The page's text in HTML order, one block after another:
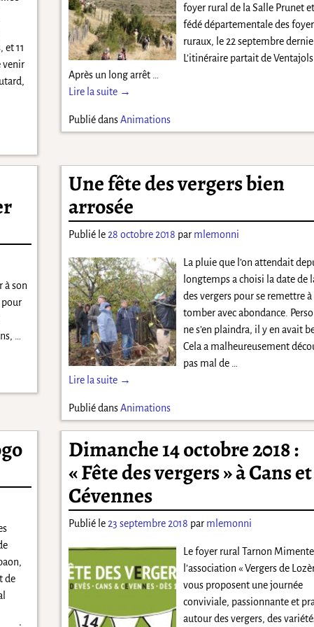
et 11
venir
foyer rural de la Salle Prunet
fédé départementale des
ruraux, le 22 septembre
L’itinéraire partait de
Après un long arrêt
Lire la suite →
Publié dansAnimations
à son
pour
Une fête des vergers bien
arrosée
Publié le 28 octobre 2018 par mlemonni
La pluie que l’on attendait
longtemps a choisi la date de
des vergers pour se remettre à
tomber avec abondance.
ne s’en plaindra, il y en avait
Cela a malheureusement
pas mal de
Lire la suite →
Publié dansAnimations
de
Dimanche 14 octobre 2018 :
« Fête des vergers » à Cans et
Cévennes
Publié le 23 septembre 2018 par mlemonni
Le foyer rural Tarnon
l’association « Vergers de
vous proposent une journée
conviviale, passionnante et
autour des vergers, des